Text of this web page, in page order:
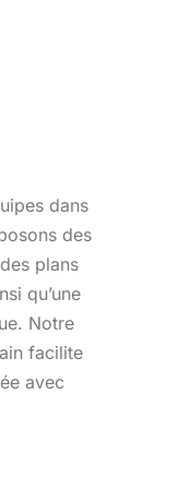
dans
des
plans
qu’une
Notre
facilite
avec